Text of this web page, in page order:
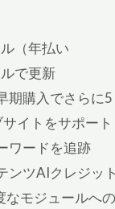
（年払い
で更新
期購入でさらに
イトをサポート
ワードを追跡
ンツAIクレジット
なモジュールへ